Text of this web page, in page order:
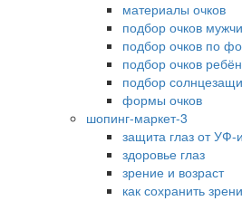
материалы очков
подбор очков
подбор очков по
подбор очков
подбор
формы очков
шопинг-маркет-3
защита глаз от УФ-
здоровье глаз
зрение и возраст
как сохранить